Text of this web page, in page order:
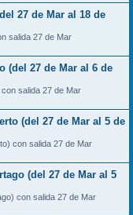
27 de Mar al 18 de
salida 27 de Mar
(del 27 de Mar al 6 de
salida 27 de Mar
(del 27 de Mar al 5 de
con salida 27 de Mar
(del 27 de Mar al 5
con salida 27 de Mar